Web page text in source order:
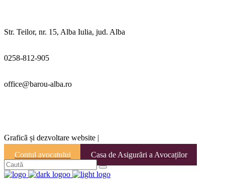
Str. Teilor, nr. 15, Alba Iulia, jud. Alba
0258-812-905
office@barou-alba.ro
Graficã și dezvoltare website |
Contul avocatului
Casa de Asigurări a Avocaților